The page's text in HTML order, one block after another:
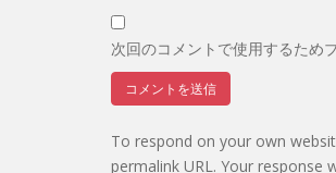
次回のコメントで使用するため
To respond on your own
permalink URL. Your